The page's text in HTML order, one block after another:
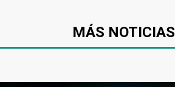
MÁS NOTICIAS